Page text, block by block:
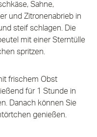
Sahne,
und Zitronenabrieb in
steif schlagen. Die
mit einer Sterntülle
spritzen.
frischem Obst
für 1 Stunde in
Danach können Sie
genießen.